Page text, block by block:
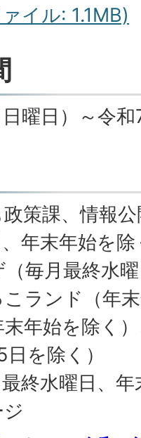
イル: 1.1MB)
曜日）～令
策課、情報
年末年始を
毎月最終水
こランド（年
年始を除く
を除く）
終水曜日、